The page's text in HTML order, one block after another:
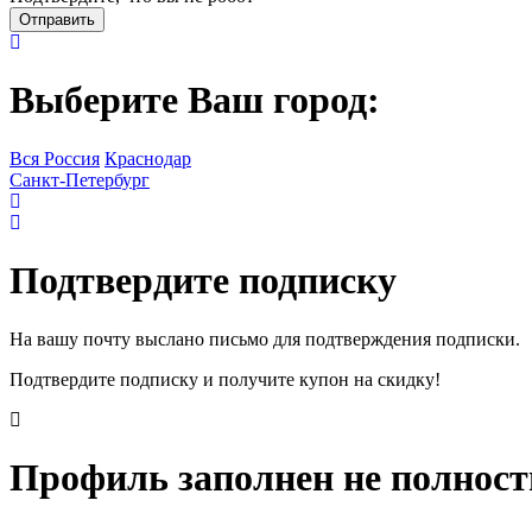
Выберите Ваш город:
Вся Россия Краснодар
Санкт-Петербург
Подтвердите подписку
На вашу почту выслано письмо для подтверждения подписки.
Подтвердите подписку и получите купон на скидку!
Профиль заполнен не